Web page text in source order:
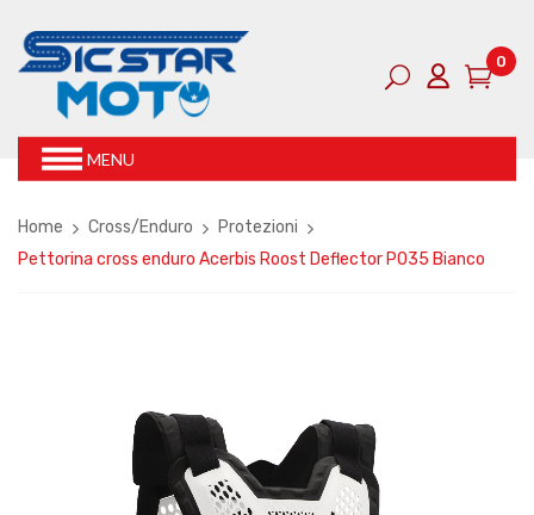
0
MENU
Home Cross/Enduro
Protezioni
Pettorina cross enduro Acerbis Roost Deflector P035 Bianco